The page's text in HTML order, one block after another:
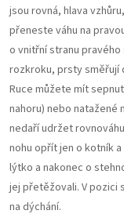
jsou rovná, hlava
přeneste váhu na
o vnitřní stranu
rozkroku, prsty směřují
Ruce můžete mít
nahoru) nebo natažené
nedaří udržet
nohu opřít jen o kotník
lýtko a nakonec o
jej přetěžovali. V pozici
na dýchání.